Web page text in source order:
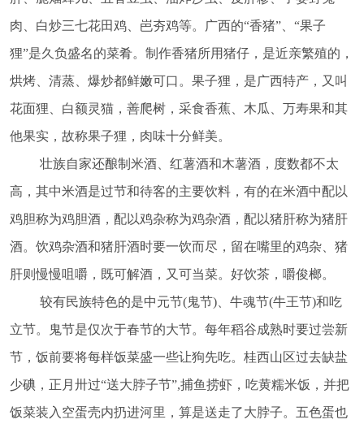
肉、白炒三七花田鸡、岜夯鸡等。广西的“香猪”、“果子
狸”是久负盛名的菜肴。制作香猪所用猪仔，是近亲繁殖的，
烘烤、清蒸、爆炒都鲜嫩可口。果子狸，是广西特产，又叫
花面狸、白额灵猫，善爬树，采食香蕉、木瓜、万寿果和其
他果实，故称果子狸，肉味十分鲜美。
壮族自家还酿制米酒、红薯酒和木薯酒，度数都不太
高，其中米酒是过节和待客的主要饮料，有的在米酒中配以
鸡胆称为鸡胆酒，配以鸡杂称为鸡杂酒，配以猪肝称为猪肝
酒。饮鸡杂酒和猪肝酒时要一饮而尽，留在嘴里的鸡杂、猪
肝则慢慢咀嚼，既可解酒，又可当菜。好饮茶，嚼俊榔。
较有民族特色的是中元节(鬼节)、牛魂节(牛王节)和吃
立节。鬼节是仅次于春节的大节。每年稻谷成熟时要过尝新
节，饭前要将每样饭菜盛一些让狗先吃。桂西山区过去缺盐
少碘，正月卅过“送大脖子节”,捕鱼捞虾，吃黄糯米饭，并把
饭菜装入空蛋壳内扔进河里，算是送走了大脖子。五色蛋也